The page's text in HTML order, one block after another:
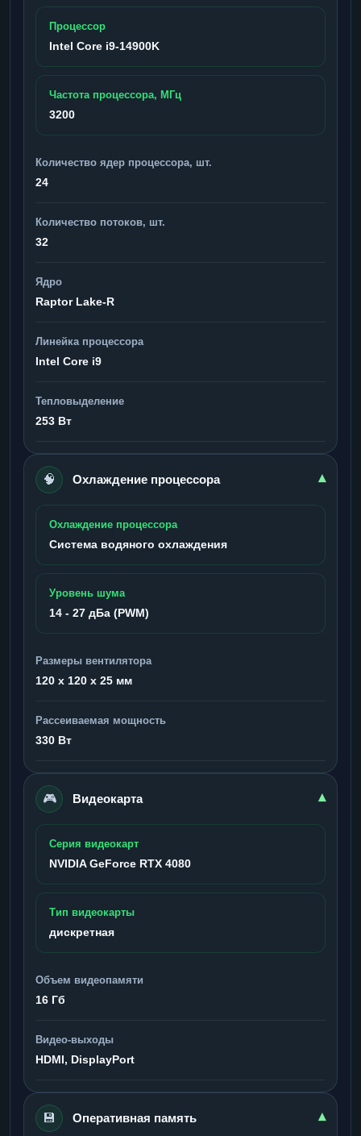
Процессор
Intel Core i9-14900K
Частота процессора, МГц
3200
Количество ядер процессора, шт.
24
Количество потоков, шт.
32
Ядро
Raptor Lake-R
Линейка процессора
Intel Core i9
Тепловыделение
253 Вт
🧠 Охлаждение процессора ▾
Охлаждение процессора
Система водяного охлаждения
Уровень шума
14 - 27 дБа (PWM)
Размеры вентилятора
120 x 120 x 25 мм
Рассеиваемая мощность
330 Вт
🎮 Видеокарта ▾
Серия видеокарт
NVIDIA GeForce RTX 4080
Тип видеокарты
дискретная
Объем видеопамяти
16 Гб
Видео-выходы
HDMI, DisplayPort
💾 Оперативная память ▾